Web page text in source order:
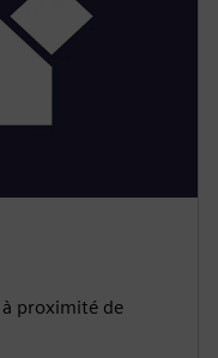
à proximité de